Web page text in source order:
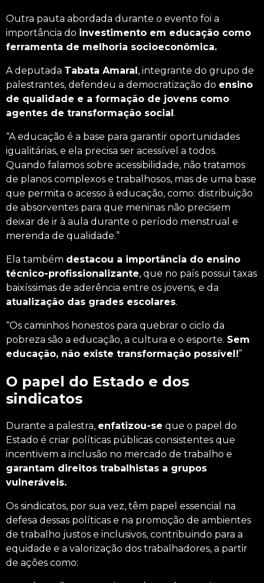
Outra pauta abordada durante o evento foi a
importância do investimento em educação como
ferramenta de melhoria socioeconômica.
A deputada Tabata Amaral, integrante do grupo de
palestrantes, defendeu a democratização do ensino
de qualidade e a formação de jovens como
agentes de transformação social.
“A educação é a base para garantir oportunidades
igualitárias, e ela precisa ser acessível a todos.
Quando falamos sobre acessibilidade, não tratamos
de planos complexos e trabalhosos, mas de uma base
que permita o acesso à educação, como: distribuição
de absorventes para que meninas não precisem
deixar de ir à aula durante o período menstrual e
merenda de qualidade.”
Ela também destacou a importância do ensino
técnico-profissionalizante, que no país possui taxas
baixíssimas de aderência entre os jovens, e da
atualização das grades escolares.
“Os caminhos honestos para quebrar o ciclo da
pobreza são a educação, a cultura e o esporte. Sem
educação, não existe transformação possível!”
O papel do Estado e dos
sindicatos
Durante a palestra, enfatizou-se que o papel do
Estado é criar políticas públicas consistentes que
incentivem a inclusão no mercado de trabalho e
garantam direitos trabalhistas a grupos
vulneráveis.
Os sindicatos, por sua vez, têm papel essencial na
defesa dessas políticas e na promoção de ambientes
de trabalho justos e inclusivos, contribuindo para a
equidade e a valorização dos trabalhadores, a partir
de ações como: